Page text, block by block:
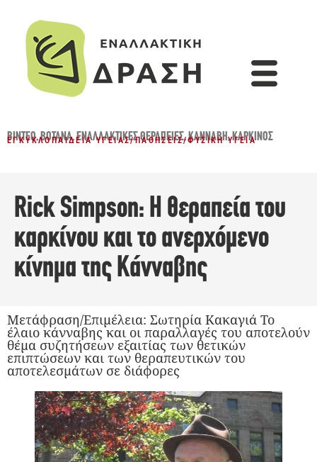
ΒΊΝΤΕΟ,ΒΌΤΑΝΑ,ΕΝΑΛΛΑΚΤΙΚΈΣ ΘΕΡΑΠΕΊΕΣ,ΚΆΝΝΑΒΗ,ΚΑΡΚΊΝΟΣ
ΕΓΚΥΚΛΟΠΑΊΔΕΙΑ ΥΓΕΊΑΣ/ΠΑΘΉΣΕΙΣ/ΦΥΣΙΚΉ ΥΓΕΊΑ
Rick Simpson: Η θεραπεία του
καρκίνου και το ανερχόμενο
κίνημα της Κάνναβης
Μετάφραση/Επιμέλεια: Σωτηρία Κακαγιά Το
έλαιο κάνναβης και οι παραλλαγές του αποτελούν
θέμα συζητήσεων εξαιτίας των θετικών
επιπτώσεων και των θεραπευτικών του
αποτελεσμάτων σε διάφορες